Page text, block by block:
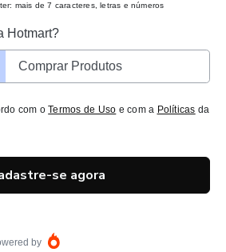
mais de 7 caracteres, letras e números
Hotmart?
Comprar Produtos
com oTermos de Uso e com a Políticas da
se agora
by